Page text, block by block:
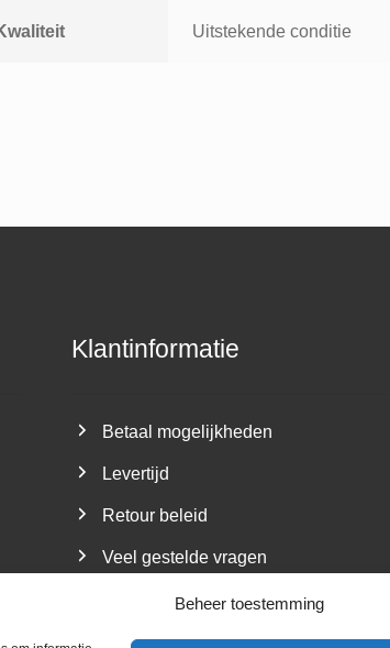
Beheer toestemming
Uitstekende conditie
Klantinformatie
Betaal mogelijkheden
Levertijd
Retour beleid
Veel gestelde vragen